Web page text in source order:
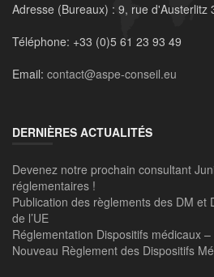
Adresse (Bureaux) : 9, rue d'Austerlitz
Téléphone: +33 (0)5 61 23 93 49
Email: contact@aspe-conseil.eu
DERNIÈRES ACTUALITÉS
Devenez notre prochain consultant
réglementaires !
Publication des règlements des DM et
de l’UE
Réglementation Dispositifs médicaux
Nouveau Règlement des Dispositifs